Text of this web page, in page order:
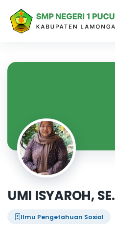
UMI ISYAROH, SE.
Ilmu Pengetahuan Sosial